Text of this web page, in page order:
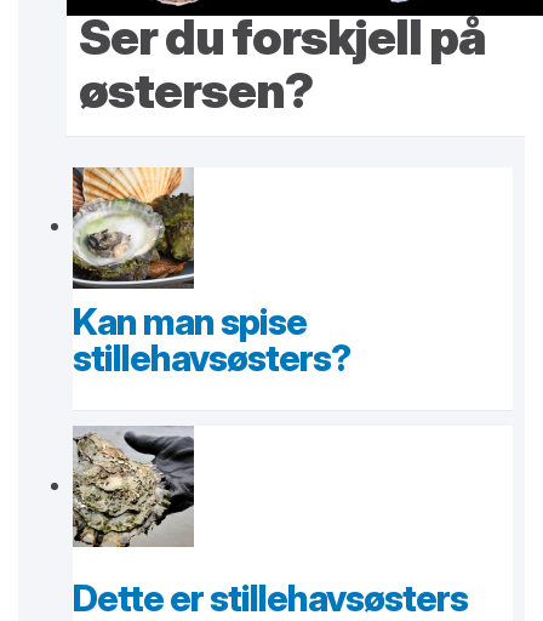
Ser du forskjell på
østersen?
Kan man spise
stillehavsøsters?
Dette er stillehavsøsters